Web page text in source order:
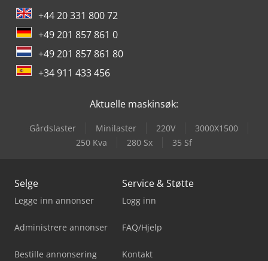
+44 20 331 800 72
+49 201 857 861 0
+49 201 857 861 80
+34 911 433 456
Aktuelle maskinsøk:
Gårdslaster Minilaster 220V
3000X1500
250 Kva
280 Sx 35 Sf
Selge
Legge inn annonser
Administrere annonser
Bestille annonsering
Service & Støtte
Logg inn
FAQ/Hjelp
Kontakt